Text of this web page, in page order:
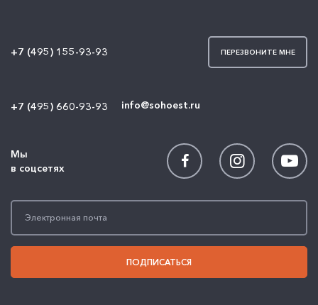
+7 (495) 155-93-93 ПЕРЕЗВОНИТЕ МНЕ
+7 (495) 660-93-93 info@sohoest.ru
Мы
в соцсетях
ПОДПИСАТЬСЯ